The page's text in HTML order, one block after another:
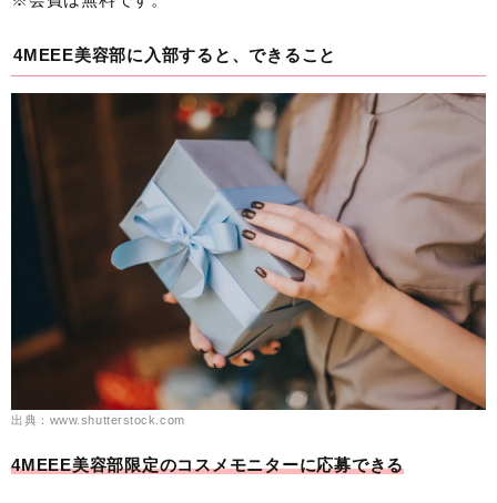
4MEEE美容部に入部すると、できること
出典：www.shutterstock.com
4MEEE美容部限定のコスメモニターに応募できる